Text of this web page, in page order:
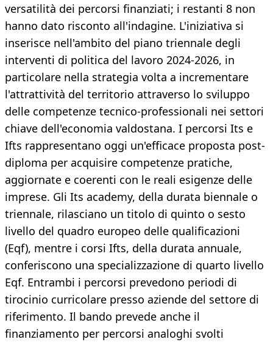
versatilità dei percorsi finanziati; i restanti 8 non
hanno dato risconto all'indagine. L'iniziativa si
inserisce nell'ambito del piano triennale degli
interventi di politica del lavoro 2024-2026, in
particolare nella strategia volta a incrementare
l'attrattività del territorio attraverso lo sviluppo
delle competenze tecnico-professionali nei settori
chiave dell'economia valdostana. I percorsi Its e
Ifts rappresentano oggi un'efficace proposta post-
diploma per acquisire competenze pratiche,
aggiornate e coerenti con le reali esigenze delle
imprese. Gli Its academy, della durata biennale o
triennale, rilasciano un titolo di quinto o sesto
livello del quadro europeo delle qualificazioni
(Eqf), mentre i corsi Ifts, della durata annuale,
conferiscono una specializzazione di quarto livello
Eqf. Entrambi i percorsi prevedono periodi di
tirocinio curricolare presso aziende del settore di
riferimento. Il bando prevede anche il
finanziamento per percorsi analoghi svolti